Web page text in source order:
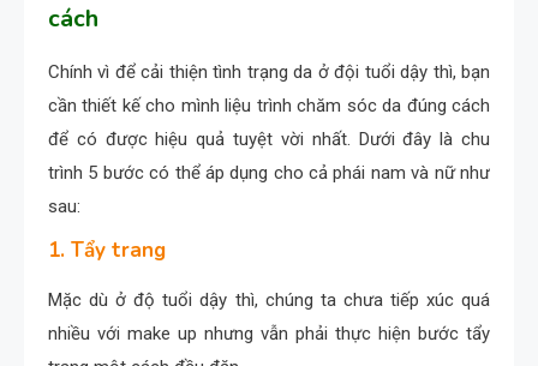
cách
Chính vì để cải thiện tình trạng da ở đội tuổi dậy thì, bạn
cần thiết kế cho mình liệu trình chăm sóc da đúng cách
để có được hiệu quả tuyệt vời nhất. Dưới đây là chu
trình 5 bước có thể áp dụng cho cả phái nam và nữ như
sau:
1. Tẩy trang
Mặc dù ở độ tuổi dậy thì, chúng ta chưa tiếp xúc quá
nhiều với make up nhưng vẫn phải thực hiện bước tẩy